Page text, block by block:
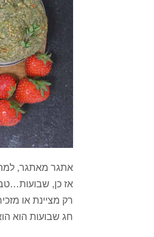
אתגר מאתגר,
אז כן,
רק מציינת או
חג שבועות הוא